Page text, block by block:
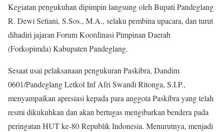
Kegiatan pengukuhan dipimpin langsung oleh Bupati Pandeglang
R. Dewi Setiani, S.Sos., M.A., selaku pembina upacara, dan turut
dihadiri jajaran Forum Koordinasi Pimpinan Daerah
(Forkopimda) Kabupaten Pandeglang.
Sesaat usai pelaksanaan pengukuran Paskibra, Dandim
0601/Pandeglang Letkol Inf Afri Swandi Ritonga, S.I.P.,
menyampaikan apresiasi kepada para anggota Paskibra yang telah
resmi dikukuhkan dan akan bertugas mengibarkan bendera pada
peringatan HUT ke-80 Republik Indonesia. Menurutnya, menjadi